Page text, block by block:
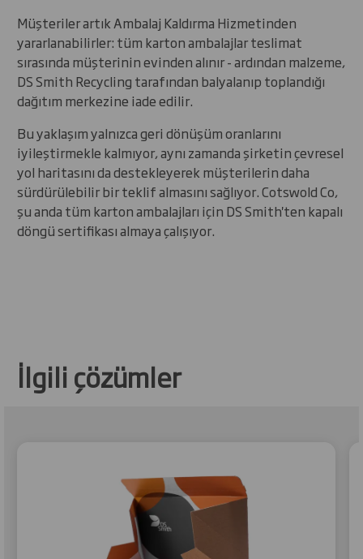
Müşteriler artık Ambalaj Kaldırma Hizmetinden
yararlanabilirler: tüm karton ambalajlar teslimat
sırasında müşterinin evinden alınır - ardından malzeme,
DS Smith Recycling tarafından balyalanıp toplandığı
dağıtım merkezine iade edilir.
Bu yaklaşım yalnızca geri dönüşüm oranlarını
iyileştirmekle kalmıyor, aynı zamanda şirketin çevresel
yol haritasını da destekleyerek müşterilerin daha
sürdürülebilir bir teklif almasını sağlıyor. Cotswold Co,
şu anda tüm karton ambalajları için DS Smith'ten kapalı
döngü sertifikası almaya çalışıyor.
İlgili çözümler